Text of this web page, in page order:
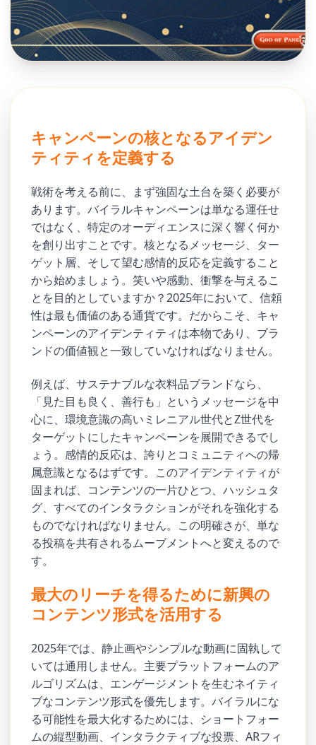
キャンペーンの核となるアイデン
ティティを定義する
戦術を考える前に、まず強固な土台を築く必要が
あります。バイラルキャンペーンは単なる運任せ
ではなく、特定のオーディエンスに深く響く何か
を創り出すことです。核となるメッセージ、ター
ゲット層、そして望む感情的反応を定義すること
から始めましょう。笑いや感動、衝撃を与えるこ
とを目的としていますか？2025年において、信頼
性は最も価値のある通貨です。だからこそ、キャ
ンペーンのアイデンティティは本物であり、ブラ
ンドの価値観と一致していなければなりません。
例えば、サステナブルな衣料品ブランドなら、
「見た目も良く、善行も」というメッセージを中
心に、環境意識の高いミレニアル世代とZ世代を
ターゲットにしたキャンペーンを展開できるでし
ょう。感情的反応は、誇りとコミュニティへの帰
属意識となるはずです。このアイデンティティが
固まれば、コンテンツの一片ひとつ、ハッシュタ
グ、すべてのインタラクションがそれを強化する
ものでなければなりません。この明確さが、単な
る投稿を共有されるムーブメントへと変えるので
す。
最大のリーチを得るために新興の
コンテンツ形式を活用する
2025年では、静止画やシンプルな動画に固執して
いては通用しません。主要プラットフォームのア
ルゴリズムは、エンゲージメントを生むネイティ
ブなコンテンツ形式を優先します。バイラルにな
る可能性を最大化するためには、ショートフォー
ムの縦型動画、インタラクティブな投票、ARフィ